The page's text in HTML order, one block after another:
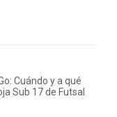
Cuándo y a qué
Sub 17 de Futsal